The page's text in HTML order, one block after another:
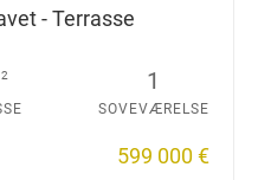
- Terrasse
2 1
SOVEVÆRELSE
599 000 €